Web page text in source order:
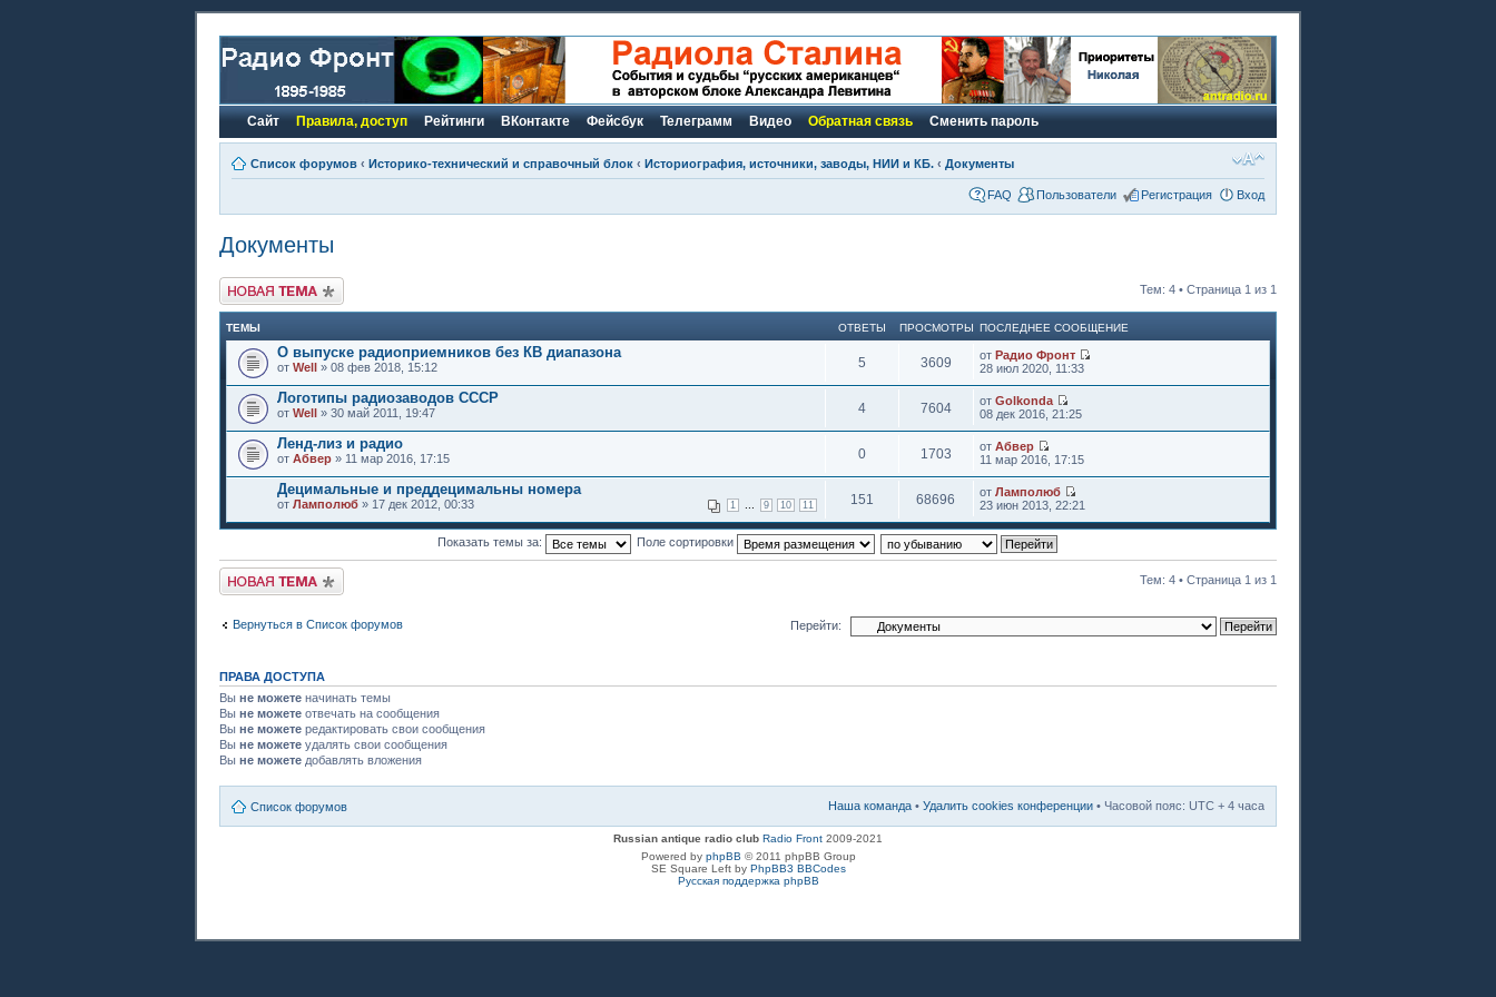
Сайт Правила, доступ Рейтинги ВКонтакте Фейсбук Телеграмм Видео Обратная связь Сменить пароль
Список форумов ‹ Историко-технический и справочный блок ‹ Историография, источники, заводы, НИИ и КБ. ‹ Документы
FAQ Пользователи Регистрация Вход
Документы
Новая тема Тем: 4 • Страница 1 из 1
ТЕМЫ ОТВЕТЫ ПРОСМОТРЫ ПОСЛЕДНЕЕ СООБЩЕНИЕ
О выпуске радиоприемников без КВ диапазона
от Well » 08 фев 2018, 15:12 5 3609 от Радио Фронт
28 июл 2020, 11:33
Логотипы радиозаводов СССР
от Well » 30 май 2011, 19:47 4 7604 от Golkonda
08 дек 2016, 21:25
Ленд-лиз и радио
от Абвер » 11 мар 2016, 17:15 0 1703 от Абвер
11 мар 2016, 17:15
Децимальные и преддецимальны номера
1 9 10 11
от Ламполюб » 17 дек 2012, 00:33 151 68696 от Ламполюб
23 июн 2013, 22:21
Показать темы за: Поле сортировки
Новая тема Тем: 4 • Страница 1 из 1
Вернуться в Список форумов Перейти:
ПРАВА ДОСТУПА
Вы не можете начинать темы
Вы не можете отвечать на сообщения
Вы не можете редактировать свои сообщения
Вы не можете удалять свои сообщения
Вы не можете добавлять вложения
Список форумов Наша команда • Удалить cookies конференции • Часовой пояс: UTC + 4 часа
Russian antique radio club Radio Front 2009-2021
Powered by phpBB © 2011 phpBB Group
SE Square Left by PhpBB3 BBCodes
Русская поддержка phpBB